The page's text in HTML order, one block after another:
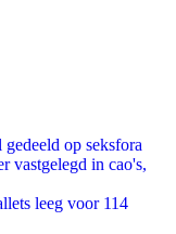
op seksfora
vastgelegd in cao's,
leeg voor 114